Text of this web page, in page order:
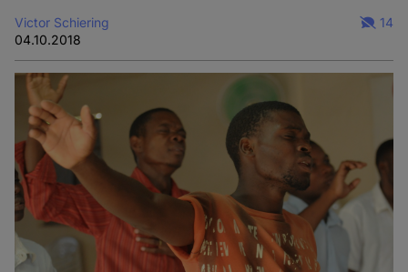
Victor Schiering
04.10.2018
14